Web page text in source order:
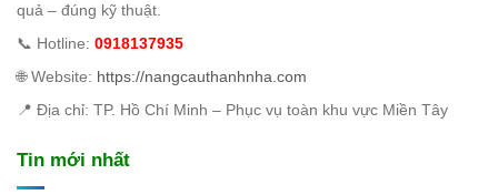
quả – đúng kỹ thuật.
📞 Hotline: 0918137935
🌐 Website: https://nangcauthanhnha.com
📍 Địa chỉ: TP. Hồ Chí Minh – Phục vụ toàn khu vực Miền Tây
Tin mới nhất